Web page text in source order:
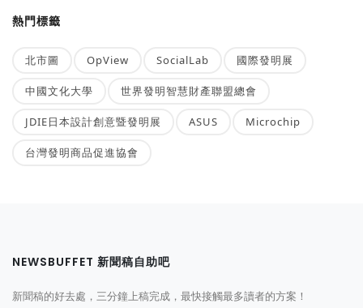
熱門標籤
北市圖 OpView SocialLab 國際發明展
中國文化大學 世界發明智慧財產聯盟總會
JDIE日本設計創意暨發明展 ASUS Microchip
台灣發明商品促進協會
NEWSBUFFET 新聞稿自助吧
新聞稿的好去處，三分鐘上稿完成，最快接觸最多讀者的方案！